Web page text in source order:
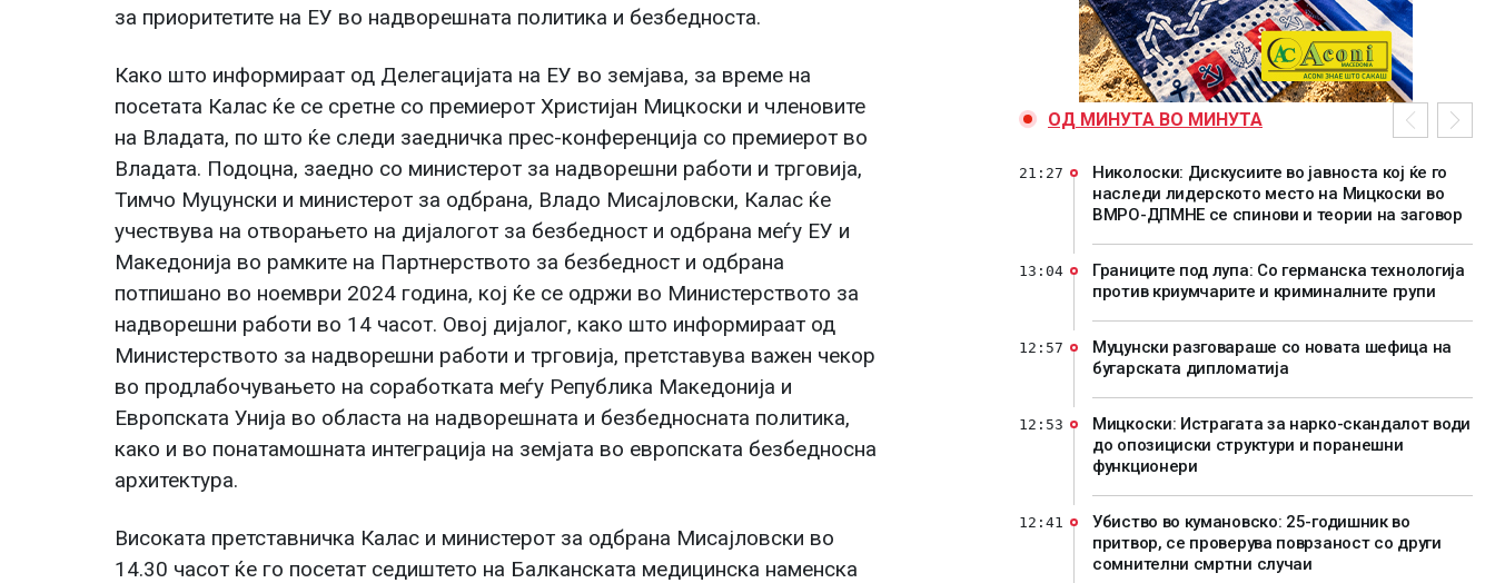
за приоритетите на ЕУ во надворешната политика и безбедноста.
Како што информираат од Делегацијата на ЕУ во земјава, за време на
посетата Калас ќе се сретне со премиерот Христијан Мицкоски и членовите
на Владата, по што ќе следи заедничка прес-конференција со премиерот во
Владата. Подоцна, заедно со министерот за надворешни работи и трговија,
Тимчо Муцунски и министерот за одбрана, Владо Мисајловски, Калас ќе
учествува на отворањето на дијалогот за безбедност и одбрана меѓу ЕУ и
Македонија во рамките на Партнерството за безбедност и одбрана
потпишано во ноември 2024 година, кој ќе се одржи во Министерството за
надворешни работи во 14 часот. Овој дијалог, како што информираат од
Министерството за надворешни работи и трговија, претставува важен чекор
во продлабочувањето на соработката меѓу Република Македонија и
Европската Унија во областа на надворешната и безбедносната политика,
како и во понатамошната интеграција на земјата во европската безбедносна
архитектура.
Високата претставничка Калас и министерот за одбрана Мисајловски во
14.30 часот ќе го посетат седиштето на Балканската медицинска наменска
ОД МИНУТА ВО МИНУТА
Николоски: Дискусиите во јавноста кој ќе го
наследи лидерското место на Мицкоски во
ВМРО-ДПМНЕ се спинови и теории на заговор
21:27
Границите под лупа: Со германска технологија
против криумчарите и криминалните групи
13:04
Муцунски разговараше со новата шефица на
бугарската дипломатија
12:57
Мицкоски: Истрагата за нарко-скандалот води
до опозициски структури и поранешни
функционери
12:53
Убиство во кумановско: 25-годишник во
притвор, се проверува поврзаност со други
сомнителни смртни случаи
12:41